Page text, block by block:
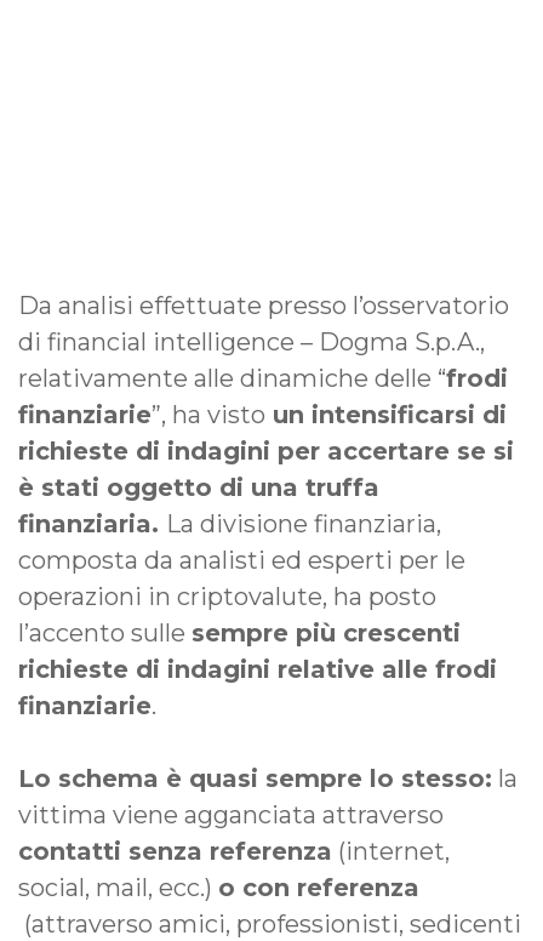
Da analisi effettuate presso l’osservatorio
di financial intelligence – Dogma S.p.A.,
relativamente alle dinamiche delle “frodi
finanziarie”, ha visto un intensificarsi di
richieste di indagini per accertare se si
è stati oggetto di una truffa
finanziaria. La divisione finanziaria,
composta da analisti ed esperti per le
operazioni in criptovalute, ha posto
l’accento sulle sempre più crescenti
richieste di indagini relative alle frodi
finanziarie.
Lo schema è quasi sempre lo stesso: la
vittima viene agganciata attraverso
contatti senza referenza (internet,
social, mail, ecc.) o con referenza
(attraverso amici, professionisti, sedicenti